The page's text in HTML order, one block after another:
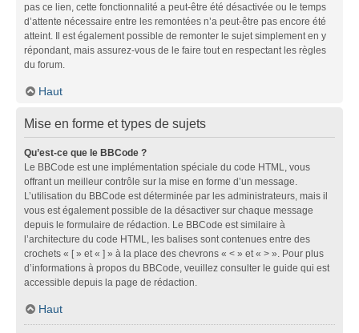
pas ce lien, cette fonctionnalité a peut-être été désactivée ou le temps
d’attente nécessaire entre les remontées n’a peut-être pas encore été
atteint. Il est également possible de remonter le sujet simplement en y
répondant, mais assurez-vous de le faire tout en respectant les règles
du forum.
Haut
Mise en forme et types de sujets
Qu’est-ce que le BBCode ?
Le BBCode est une implémentation spéciale du code HTML, vous
offrant un meilleur contrôle sur la mise en forme d’un message.
L’utilisation du BBCode est déterminée par les administrateurs, mais il
vous est également possible de la désactiver sur chaque message
depuis le formulaire de rédaction. Le BBCode est similaire à
l’architecture du code HTML, les balises sont contenues entre des
crochets « [ » et « ] » à la place des chevrons « < » et « > ». Pour plus
d’informations à propos du BBCode, veuillez consulter le guide qui est
accessible depuis la page de rédaction.
Haut